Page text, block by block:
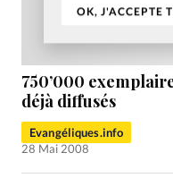
OK, J'ACCEPTE
750’000
déjà diffusés
Evangéliques.info
28 Mai 2008